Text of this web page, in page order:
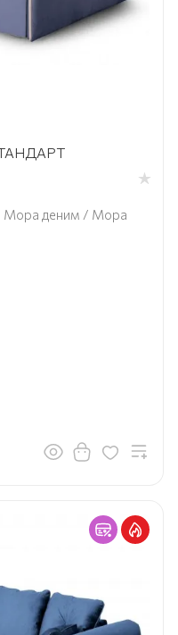
Мора деним / Мора